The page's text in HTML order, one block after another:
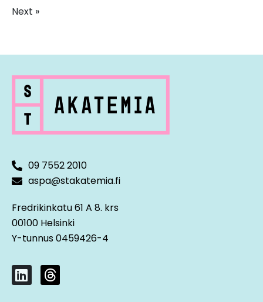
Next »
09 7552 2010
aspa@stakatemia.fi
Fredrikinkatu 61 A 8. krs
00100 Helsinki
Y-tunnus 0459426-4
L
i
T
h